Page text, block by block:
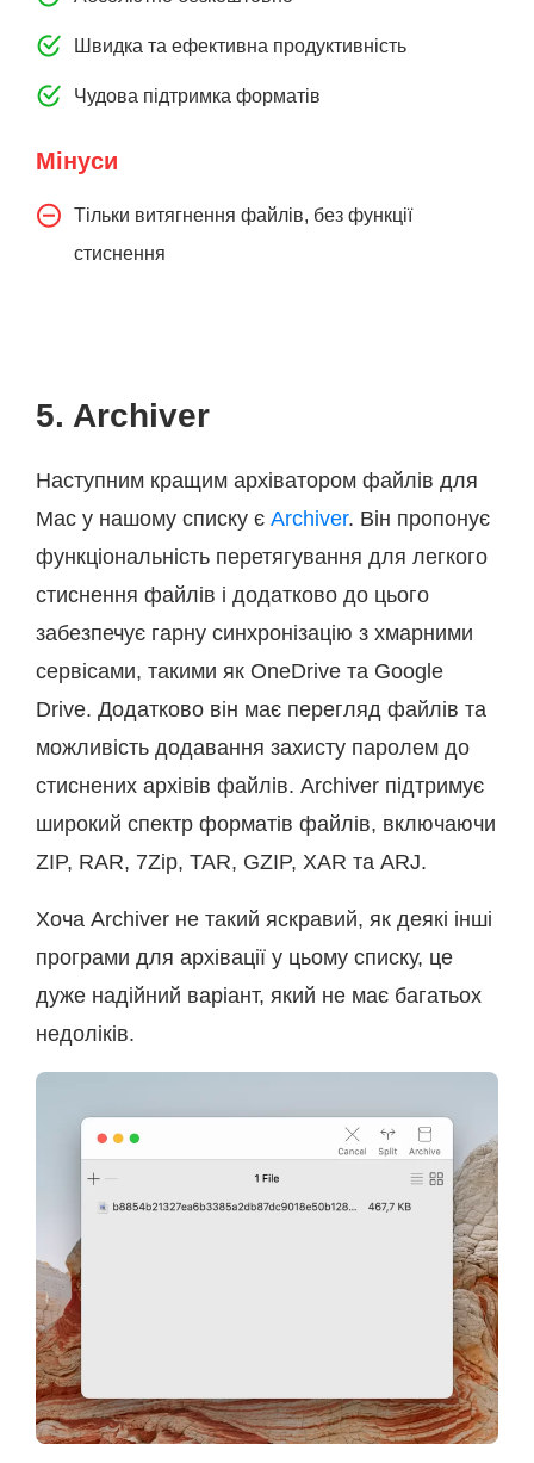
Швидка та ефективна продуктивність
Чудова підтримка форматів
Мінуси
Тільки витягнення файлів, без функції
стиснення
5. Archiver
Наступним кращим архіватором файлів для
Mac у нашому списку є Archiver. Він пропонує
функціональність перетягування для легкого
стиснення файлів і додатково до цього
забезпечує гарну синхронізацію з хмарними
сервісами, такими як OneDrive та Google
Drive. Додатково він має перегляд файлів та
можливість додавання захисту паролем до
стиснених архівів файлів. Archiver підтримує
широкий спектр форматів файлів, включаючи
ZIP, RAR, 7Zip, TAR, GZIP, XAR та ARJ.
Хоча Archiver не такий яскравий, як деякі інші
програми для архівації у цьому списку, це
дуже надійний варіант, який не має багатьох
недоліків.